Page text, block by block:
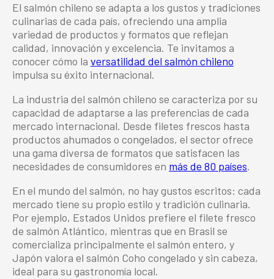
El salmón chileno se adapta a los gustos y tradiciones
culinarias de cada país, ofreciendo una amplia
variedad de productos y formatos que reflejan
calidad, innovación y excelencia. Te invitamos a
conocer cómo la versatilidad del salmón chileno
impulsa su éxito internacional.
La industria del salmón chileno se caracteriza por su
capacidad de adaptarse a las preferencias de cada
mercado internacional. Desde filetes frescos hasta
productos ahumados o congelados, el sector ofrece
una gama diversa de formatos que satisfacen las
necesidades de consumidores en más de 80 países.
En el mundo del salmón, no hay gustos escritos: cada
mercado tiene su propio estilo y tradición culinaria.
Por ejemplo, Estados Unidos prefiere el filete fresco
de salmón Atlántico, mientras que en Brasil se
comercializa principalmente el salmón entero, y
Japón valora el salmón Coho congelado y sin cabeza,
ideal para su gastronomía local.